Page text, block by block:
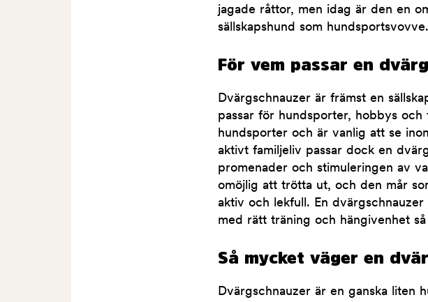
jagade råttor, men idag är den en
sällskapshund som hundsportsvovve.
För vem passar en
Dvärgschnauzer är främst en
passar för hundsporter, hobbys
hundsporter och är vanlig att se
aktivt familjeliv passar dock en
promenader och stimuleringen av
omöjlig att trötta ut, och den mår
aktiv och lekfull. En
med rätt träning och hängivenhet
Så mycket väger en
Dvärgschnauzer är en ganska liten